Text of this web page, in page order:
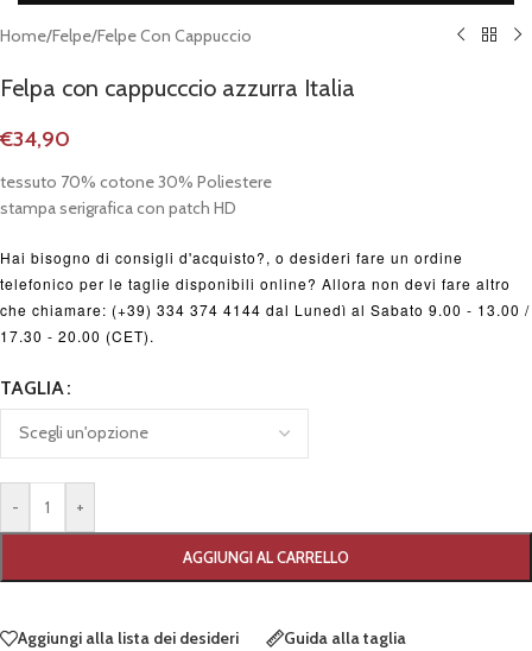
Home/Felpe/Felpe Con Cappuccio
Felpa con cappucccio azzurra Italia
€34,90
tessuto 70% cotone 30% Poliestere
stampa serigrafica con patch HD
Hai bisogno di consigli d'acquisto?, o desideri fare un ordine
telefonico per le taglie disponibili online? Allora non devi fare altro
che chiamare: (+39) 334 374 4144 dal Lunedì al Sabato 9.00 - 13.00 /
17.30 - 20.00 (CET).
TAGLIA
- +
AGGIUNGI AL CARRELLO
Aggiungi alla lista dei desideri Guida alla taglia